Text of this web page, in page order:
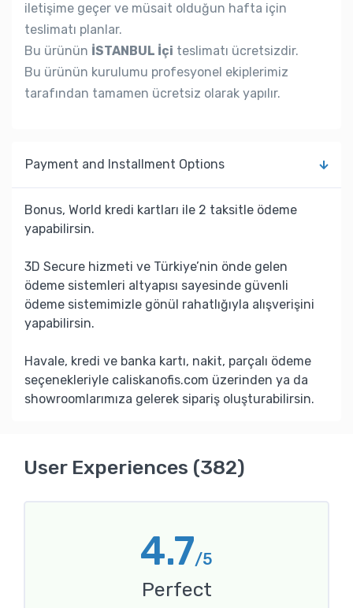
iletişime geçer ve müsait olduğun hafta için
teslimatı planlar.
Bu ürünün İSTANBUL İçi teslimatı ücretsizdir.
Bu ürünün kurulumu profesyonel ekiplerimiz
tarafından tamamen ücretsiz olarak yapılır.
Payment and Installment Options
Bonus, World kredi kartları ile 2 taksitle ödeme
yapabilirsin.
3D Secure hizmeti ve Türkiye’nin önde gelen
ödeme sistemleri altyapısı sayesinde güvenli
ödeme sistemimizle gönül rahatlığıyla alışverişini
yapabilirsin.
Havale, kredi ve banka kartı, nakit, parçalı ödeme
seçenekleriyle caliskanofis.com üzerinden ya da
showroomlarımıza gelerek sipariş oluşturabilirsin.
User Experiences (382)
4.7/5
Perfect